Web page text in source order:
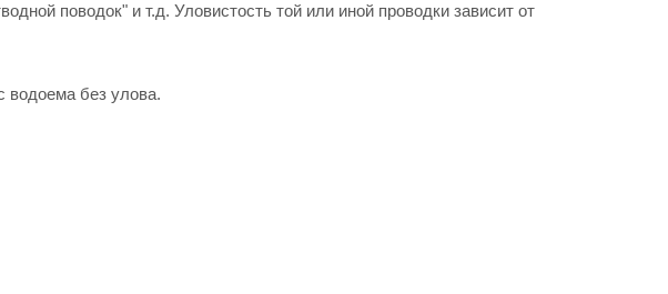
поводок" и т.д. Уловистость той или иной проводки зависит от
водоема без улова.